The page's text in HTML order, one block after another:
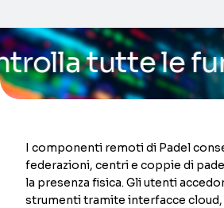
tutte le
I componenti remoti di Padel
federazioni, centri e coppie di
la presenza fisica. Gli utenti
strumenti tramite interfacce